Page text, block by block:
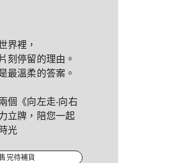
界裡，
刻停留的理由。
最溫柔的答案。
個《向左走‧向右
立牌，陪您一起
光
完待補貨